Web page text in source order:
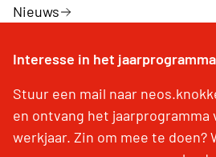
Nieuws
Interesse in het
Stuur een mail naar
en ontvang het jaarprogramma
werkjaar. Zin om mee te doen?